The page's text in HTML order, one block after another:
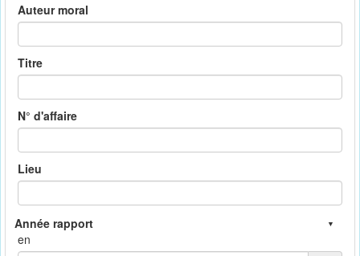
Auteur moral
Titre
N° d'affaire
Lieu
en